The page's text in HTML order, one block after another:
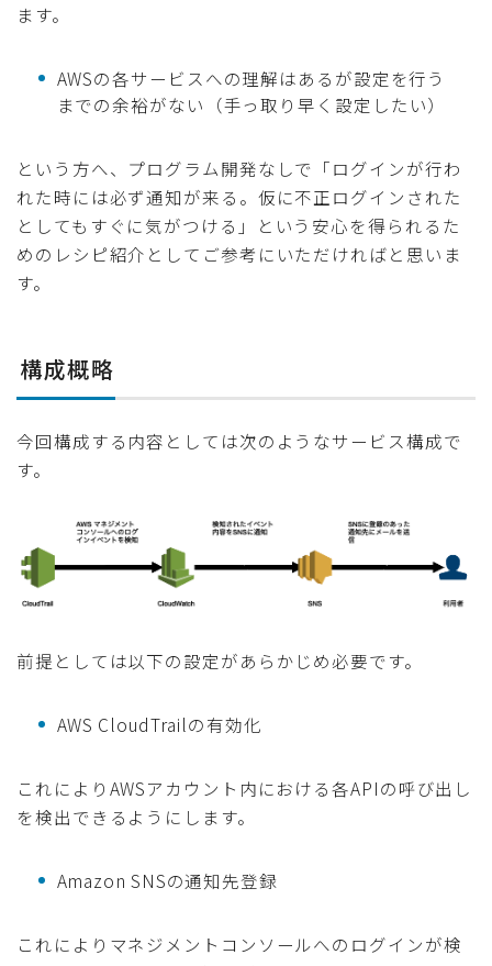
ます。
AWSの各サービスへの理解はあるが設定を行う
までの余裕がない（手っ取り早く設定したい）
という方へ、プログラム開発なしで「ログインが行わ
れた時には必ず通知が来る。仮に不正ログインされた
としてもすぐに気がつける」という安心を得られるた
めのレシピ紹介としてご参考にいただければと思いま
す。
構成概略
今回構成する内容としては次のようなサービス構成で
す。
前提としては以下の設定があらかじめ必要です。
AWS CloudTrailの有効化
これによりAWSアカウント内における各APIの呼び出し
を検出できるようにします。
Amazon SNSの通知先登録
これによりマネジメントコンソールへのログインが検